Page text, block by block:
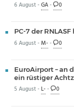
6 August -GA- 0
PC-7 der
6 August -M-- 0
EuroAirport – an
ein rüstiger
5 August -L-- 0